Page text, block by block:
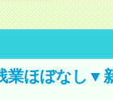
業ほぼなし▼